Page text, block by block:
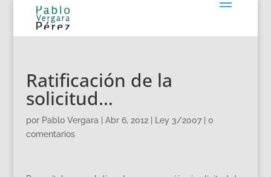
Ratificación de la
solicitud…
por Pablo Vergara Abr 6, 2012| Ley 3/2007| 0
comentarios